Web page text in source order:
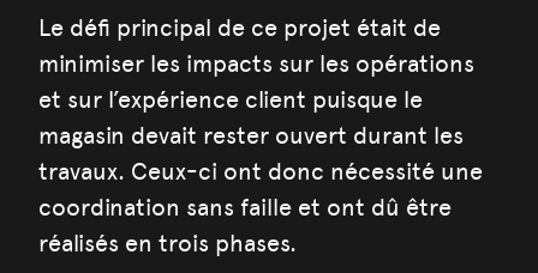
Le défi principal de ce projet était de
minimiser les impacts sur les opérations
et sur l’expérience client puisque le
magasin devait rester ouvert durant les
travaux. Ceux-ci ont donc nécessité une
coordination sans faille et ont dû être
réalisés en trois phases.